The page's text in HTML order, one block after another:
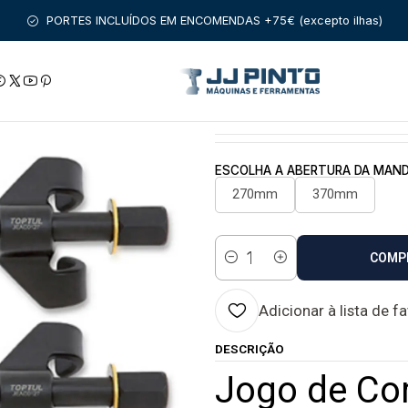
PORTES INCLUÍDOS EM ENCOMENDAS +75€ (excepto ilhas)
FERRAMENTAS AUTO MOTOR CARROÇARIA Jogo de
Jogo de
Estado:
ESCOLHA A ABERTURA DA
270mm 370mm
Quantidade
Adicionar à lista de
DESCRIÇÃO
Jogo de